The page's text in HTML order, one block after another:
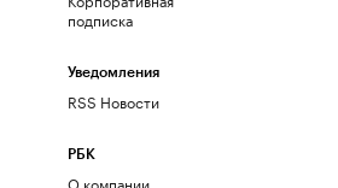
подписка
Уведомления
RSS Новости
РБК
О компании